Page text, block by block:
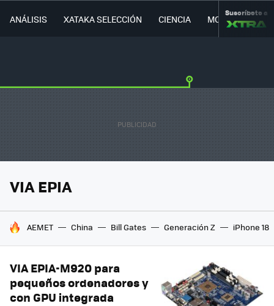
ANÁLISIS XATAKA SELECCIÓN CIENCIA MOVILIDAD
Suscríbete a
VIA EPIA
HOY SE HABLA DE
AEMET China Bill Gates Generación Z iPhone 18
VIA EPIA-M920 para
pequeños ordenadores y
con GPU integrada